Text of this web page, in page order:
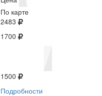
По карте
2483
1700
1500
Подробности